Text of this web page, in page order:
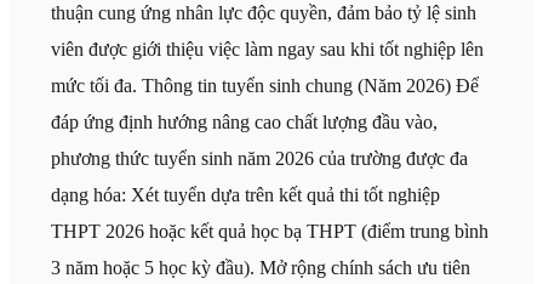
thuận cung ứng nhân lực độc quyền, đảm bảo tỷ lệ sinh
viên được giới thiệu việc làm ngay sau khi tốt nghiệp lên
mức tối đa. Thông tin tuyển sinh chung (Năm 2026) Để
đáp ứng định hướng nâng cao chất lượng đầu vào,
phương thức tuyển sinh năm 2026 của trường được đa
dạng hóa: Xét tuyển dựa trên kết quả thi tốt nghiệp
THPT 2026 hoặc kết quả học bạ THPT (điểm trung bình
3 năm hoặc 5 học kỳ đầu). Mở rộng chính sách ưu tiên